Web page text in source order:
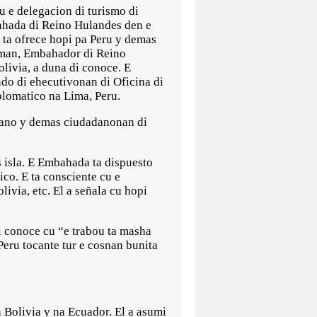
e delegacion di turismo di
di Reino Hulandes den e
ofrece hopi pa Peru y demas
Embahador di Reino
a duna di conoce. E
di ehecutivonan di Oficina di
na Lima, Peru.
y demas ciudadanonan di
E Embahada ta dispuesto
E ta consciente cu e
etc. El a señala cu hopi
cu “e trabou ta masha
tocante tur e cosnan bunita
y na Ecuador. El a asumi